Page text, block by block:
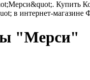
"Мерси"